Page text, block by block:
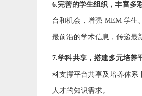
6.完善的学生组织，丰富多
台和机会，增强 MEM 学生
最前沿的学术信息，传递最
7.学科共享，搭建多元培养
科支撑平台共享及培养体系
人才的知识需求。